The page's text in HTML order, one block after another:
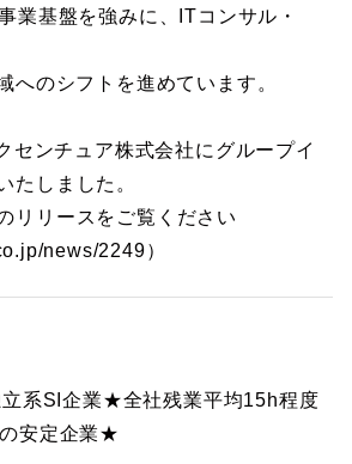
業基盤を強みに、ITコンサル・
へのシフトを進めています。
センチュア株式会社にグループイ
たしました。
リリースをご覧ください
news/2249）
系SI企業★全社残業平均15h程度
安定企業★